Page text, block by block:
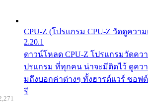
CPU-Z (โปรแกรม CPU-Z วัดดูควา
2.20.1
ดาวน์โหลด CPU-Z โปรแกรมวัดคว
ปรแกรม ที่ทุกคน น่าจะมีติดไว้ ดูควา
มถึงบอกค่าต่างๆ ทั้งฮารด์แวร์ ซอฟ
รี